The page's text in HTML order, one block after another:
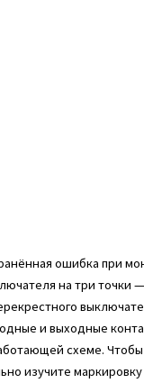
ошибка при
на три точки
и выходные
схеме.
изучите